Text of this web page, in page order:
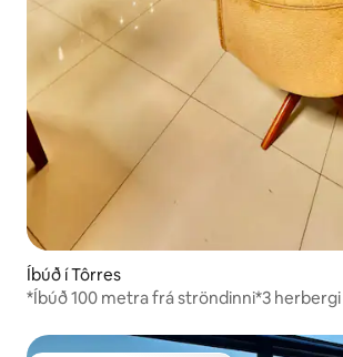
Íbúð í Tôrres
*Íbúð 100 metra frá ströndinni*3